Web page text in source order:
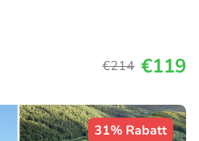
€214 €119
31% Rabatt